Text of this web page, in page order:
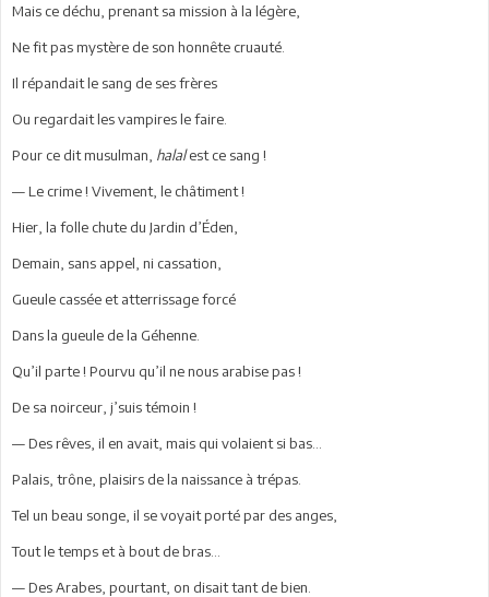
Mais ce déchu, prenant sa mission à la légère,
Ne fit pas mystère de son honnête cruauté.
Il répandait le sang de ses frères
Ou regardait les vampires le faire.
Pour ce dit musulman, halalest ce sang !
— Le crime ! Vivement, le châtiment !
Hier, la folle chute du Jardin d’Éden,
Demain, sans appel, ni cassation,
Gueule cassée et atterrissage forcé
Dans la gueule de la Géhenne.
Qu’il parte ! Pourvu qu’il ne nous arabise pas !
De sa noirceur, j’suis témoin !
— Des rêves, il en avait, mais qui volaient si bas...
Palais, trône, plaisirs de la naissance à trépas.
Tel un beau songe, il se voyait porté par des anges,
Tout le temps et à bout de bras...
— Des Arabes, pourtant, on disait tant de bien.